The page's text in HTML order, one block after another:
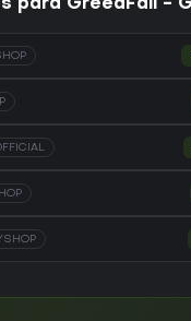
para GreedFall -